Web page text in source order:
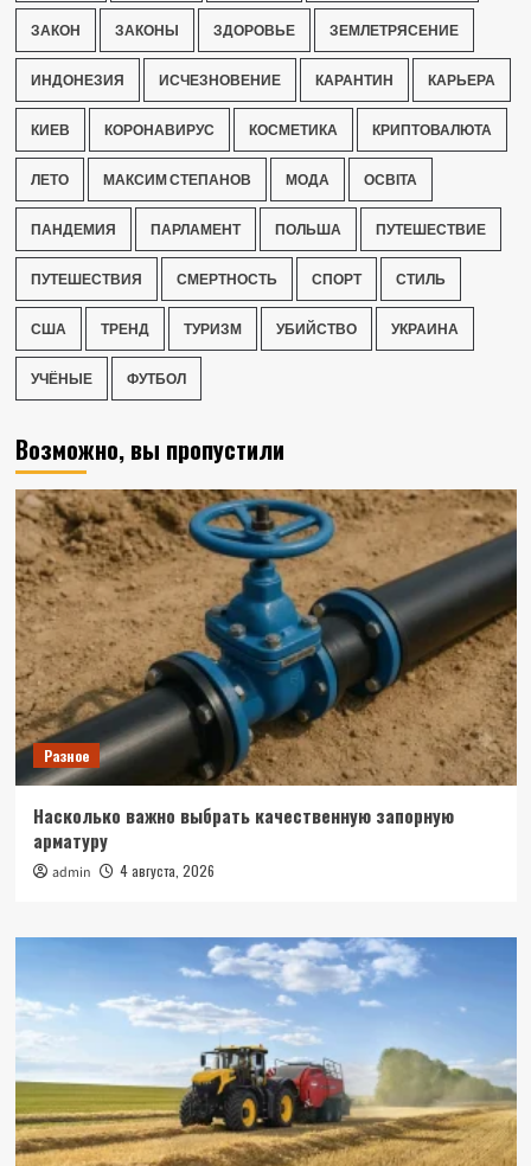
ЗАКОН ЗАКОНЫ ЗДОРОВЬЕ ЗЕМЛЕТРЯСЕНИЕ
ИНДОНЕЗИЯ ИСЧЕЗНОВЕНИЕ КАРАНТИН КАРЬЕРА
КИЕВ КОРОНАВИРУС КОСМЕТИКА КРИПТОВАЛЮТА
ЛЕТО МАКСИМ СТЕПАНОВ МОДА ОСВІТА
ПАНДЕМИЯ ПАРЛАМЕНТ ПОЛЬША ПУТЕШЕСТВИЕ
ПУТЕШЕСТВИЯ СМЕРТНОСТЬ СПОРТ СТИЛЬ
США ТРЕНД ТУРИЗМ УБИЙСТВО УКРАИНА
УЧЁНЫЕ ФУТБОЛ
Возможно, вы пропустили
Разное
Насколько важно выбрать качественную запорную
арматуру
admin 4 августа, 2026